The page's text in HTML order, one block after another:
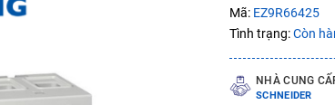
Mã: EZ9R66425
Tình trạng:Còn
NHÀ CUNG
SCHNEIDER
Mã giảm giá: